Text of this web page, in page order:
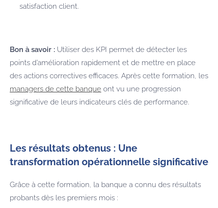
satisfaction client.
Bon à savoir : Utiliser des KPI permet de détecter les
points d’amélioration rapidement et de mettre en place
des actions correctives efficaces. Après cette formation, les
managers de cette banque ont vu une progression
significative de leurs indicateurs clés de performance.
Les résultats obtenus : Une
transformation opérationnelle significative
Grâce à cette formation, la banque a connu des résultats
probants dès les premiers mois :